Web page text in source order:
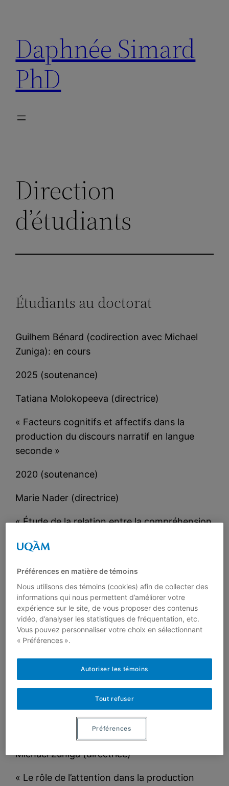
contenu
Daphnée Simard
PhD
Direction
d’étudiants
Étudiants au doctorat
Guilhem Bénard (codirection avec Michael
Zuniga): en cours
2025 (soutenance)
Tatiana Molokopeeva (directrice)
« Facteurs cognitifs et affectifs dans la
production du discours narratif en langue
seconde »
2020 (soutenance)
Marie Nader (directrice)
« Étude de la relation entre la compréhension
compréhension orale, la mémoire de travail et
vers des profils de compreneurs »
2017 (soutenance)
Yong Gang Liu (directrice)
« Caractérisation de la production orale de
sinophones apprenants du français langue
seconde au moyen des autoreformulations
autoamorcées produites dans une narration»
2015 (soutenance)
Michael Zuniga (directrice)
« Le rôle de l’attention dans la production
Préférences en matière de témoins
Nous utilisons des témoins (cookies) afin de collecter des
informations qui nous permettent d’améliorer votre
expérience sur le site, de vous proposer des contenus
vidéo, d’analyser les statistiques de fréquentation, etc.
Vous pouvez personnaliser votre choix en sélectionnant
« Préférences ».
Tout refuser
Autoriser les témoins
Préférences